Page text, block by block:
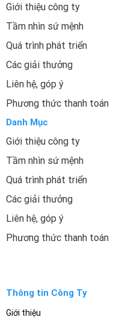
Giới thiệu công ty
Tầm nhìn sứ mệnh
Quá trình phát triển
Các giải thưởng
Liên hệ, góp ý
Phương thức thanh toán
Danh Mục
Giới thiệu công ty
Tầm nhìn sứ mệnh
Quá trình phát triển
Các giải thưởng
Liên hệ, góp ý
Phương thức thanh toán
Thông tin Công Ty
Giới thiệu